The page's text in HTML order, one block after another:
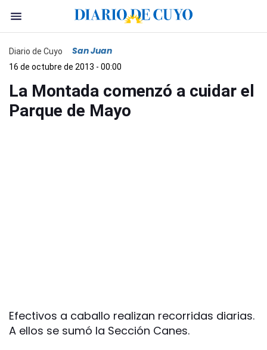
Diario de Cuyo San Juan
16 de octubre de 2013 - 00:00
La Montada comenzó a cuidar el
Parque de Mayo
Efectivos a caballo realizan recorridas diarias.
A ellos se sumó la Sección Canes.